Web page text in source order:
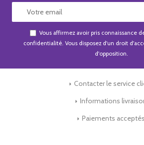
Vous affirmez avoir pris connaissance
confidentialité. Vous disposez d'un droit
d'opposition.
Contacter le service
Informations
Paiements acceptés